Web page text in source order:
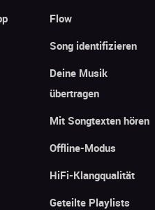
Flow
Song identifizieren
Deine Musik
übertragen
Mit Songtexten hören
Offline-Modus
HiFi-Klangqualität
Geteilte Playlists